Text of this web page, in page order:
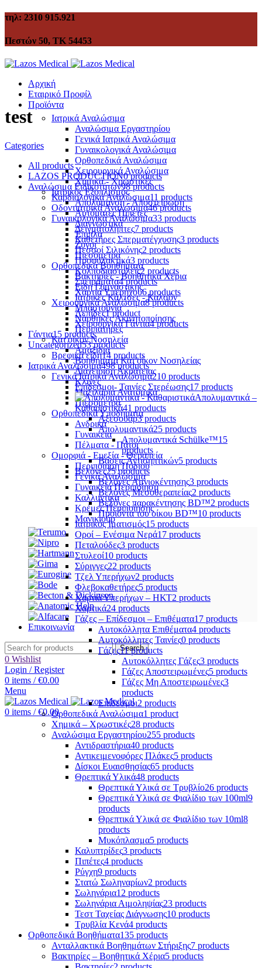
τηλ: 2310 915.921
Πεστών 50, ΤΚ 54453
Αρχική
Εταιρικό Προφίλ
Προϊόντα
Ιατρικά Αναλώσιμα
Αναλώσιμα Εργαστηρίου
Γενικά Ιατρικά Αναλώσιμα
Γυναικολογικά Αναλώσιμα
Ορθοπεδικά Αναλώσιμα
Χειρουργικά Αναλώσιμα
Χημικά - Χρωστικές
Ιατρικός Εξοπλισμός
Απολύμανση - Αποστείρωση
Αυτόματες Πιπέτες
Διαγνωστικά
Έπιπλα
Ζυγοί
Πιεσόμετρα
Ορθοπεδικά Βοηθήματα
Βακτηρίες - Βοηθητικά Χέρια
Είδη Γυμναστικής
Ιατρικές Κάλτσες - Καλσόν
Μπαστούνια
Νάρθηκες Ακινητοποίησης
Περιπατήρες
Κατ'οίκον Νοσηλεία
Αμαξίδια
Βοηθήματα Κατ'οίκον Νοσηλείας
Διαχείριση Ακράτειας
Κλίνες
Μαξιλάρια Ανατομικά
Πιεσόμετρα
Ορθοπεδικά Υποδήματα
Ανδρικά
Γυναικεία
Πέλματα - Πάτοι
Ομορφιά - Ευεξία - Θεραπεία
Περιποίηση Ποδιού
Γενικά Αναλώσιμα
Γυναικεία Περιποίηση
Καλλυντικά
Κρέμες Περιποίησης
Μανικιούρ
Επικοινωνία
Search
0 Wishlist
Login / Register
0 items / €0.00
Menu
0 items / €0.00
test
Categories
All products
LAZOS PRODUCTION0 products
Αναλώσιμα Ειδικοτήτων98 products
Καρδιολογικά Αναλώσιμα11 products
Οδοντιατρικά Αναλώσιμα46 products
Γυναικολογικά Αναλώσιμα33 products
Δειγματολήπτες7 products
Καθετήρες Σπερματέγχυσης3 products
Πεσσοί Σιλικόνης2 products
Προφυλακτικά3 products
Κολποδιαστολείς2 products
Σπειράματα4 products
Χαρτιά Υπερήχου6 products
Χειρουργικά Αναλώσιμα8 products
Λεπίδες1 product
Χειρουργικά Γάντια4 products
Γάντια15 products
Uncategorized53 products
Βρεφικά είδη14 products
Ιατρικά Αναλώσιμα498 products
Γενικά Ιατρικά Αναλώσιμα210 products
Επίδεσμοι- Ταινίες Στερέωσης17 products
Απολυμαντικά –
Καθαριστικά41 products
Αξεσουάρ3 products
Απολυμαντικά25 products
Απολυμαντικά Schülke™15
products
Βάσεις Αντισηπτικών5 products
Βελόνες25 products
Βελόνες Αμνιοκέντησης3 products
Βελόνες Μεσοθεραπείας2 products
Βελόνες παρακέντησης BD™2 products
Προϊόντα του οίκου BD™10 products
Ιατρικός Ιματισμός15 products
Οροί – Ενέσιμα Νερά17 products
Πεταλούδες3 products
Στυλεοί10 products
Σύριγγες22 products
Τζελ Υπερήχων2 products
Φλεβοκαθετήρες5 products
Χαρτιά Υπερήχων – ΗΚΤ2 products
Χαρτικά24 products
Γάζες – Επίδεσμοι – Επιθέματα17 products
Αυτοκόλλητα Επιθέματα4 products
Αυτοκόλλητες Ταινίες0 products
Γάζες11 products
Αυτοκόλλητες Γάζες3 products
Γάζες Αποστειρωμένες5 products
Γάζες Μη Αποστειρωμένες3
products
Επίδεσμοι2 products
Ορθοπεδικά Αναλώσιμα1 product
Χημικά – Χρωστικές28 products
Αναλώσιμα Εργαστηρίου255 products
Αντιδραστήρια40 products
Αντικειμενοφόρες Πλάκες5 products
Δίσκοι Ευαισθησίας65 products
Θρεπτικά Υλικά48 products
Θρεπτικά Υλικά σε Τρυβλίο26 products
Θρεπτικά Υλικά σε Φιαλίδιο των 100ml9
products
Θρεπτικά Υλικά σε Φιαλίδιο των 10ml8
products
Μυκόπλασμα5 products
Καλυπτρίδες3 products
Πιπέτες4 products
Ρύγχη9 products
Στατώ Σωληναρίων2 products
Σωληνάρια12 products
Σωληνάρια Αιμοληψίας23 products
Τεστ Ταχείας Διάγνωσης10 products
Τρυβλία Κενά4 products
Ορθοπεδικά Βοηθήματα135 products
Ανταλλακτικά Βοηθημάτων Στήριξης7 products
Βακτηρίες – Βοηθητικά Χέρια5 products